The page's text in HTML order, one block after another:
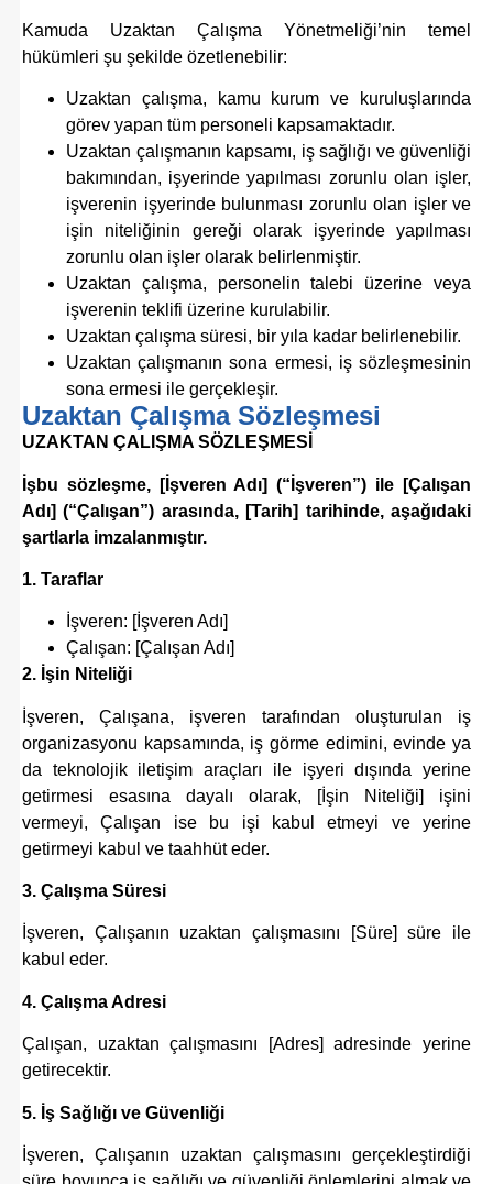
Kamuda Uzaktan Çalışma Yönetmeliği’nin temel
hükümleri şu şekilde özetlenebilir:
Uzaktan çalışma, kamu kurum ve kuruluşlarında
görev yapan tüm personeli kapsamaktadır.
Uzaktan çalışmanın kapsamı, iş sağlığı ve güvenliği
bakımından, işyerinde yapılması zorunlu olan işler,
işverenin işyerinde bulunması zorunlu olan işler ve
işin niteliğinin gereği olarak işyerinde yapılması
zorunlu olan işler olarak belirlenmiştir.
Uzaktan çalışma, personelin talebi üzerine veya
işverenin teklifi üzerine kurulabilir.
Uzaktan çalışma süresi, bir yıla kadar belirlenebilir.
Uzaktan çalışmanın sona ermesi, iş sözleşmesinin
sona ermesi ile gerçekleşir.
Uzaktan Çalışma Sözleşmesi
UZAKTAN ÇALIŞMA SÖZLEŞMESİ
İşbu sözleşme, [İşveren Adı] (“İşveren”) ile [Çalışan
Adı] (“Çalışan”) arasında, [Tarih] tarihinde, aşağıdaki
şartlarla imzalanmıştır.
1. Taraflar
İşveren: [İşveren Adı]
Çalışan: [Çalışan Adı]
2. İşin Niteliği
İşveren, Çalışana, işveren tarafından oluşturulan iş
organizasyonu kapsamında, iş görme edimini, evinde ya
da teknolojik iletişim araçları ile işyeri dışında yerine
getirmesi esasına dayalı olarak, [İşin Niteliği] işini
vermeyi, Çalışan ise bu işi kabul etmeyi ve yerine
getirmeyi kabul ve taahhüt eder.
3. Çalışma Süresi
İşveren, Çalışanın uzaktan çalışmasını [Süre] süre ile
kabul eder.
4. Çalışma Adresi
Çalışan, uzaktan çalışmasını [Adres] adresinde yerine
getirecektir.
5. İş Sağlığı ve Güvenliği
İşveren, Çalışanın uzaktan çalışmasını gerçekleştirdiği